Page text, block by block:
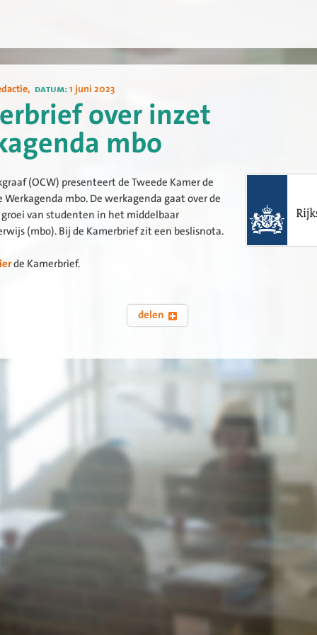
, datum:1 juni 2023
over inzet
mbo
(OCW) presenteert de Tweede Kamer de
Werkagenda mbo. De werkagenda gaat over de
van studenten in het middelbaar
(mbo). Bij de Kamerbrief zit een beslisnota.
de Kamerbrief.
delen